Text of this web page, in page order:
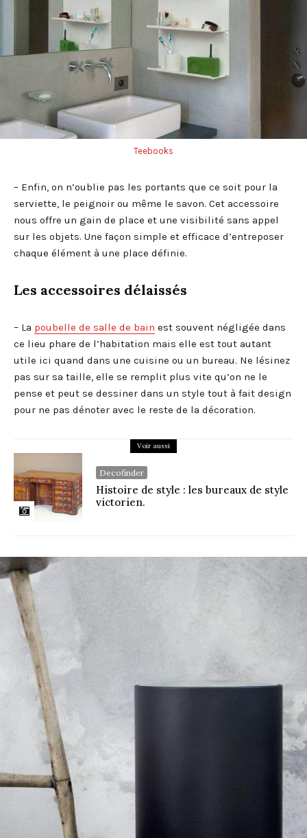
Teebooks
– Enfin, on n’oublie pas les portants que ce soit pour la
serviette, le peignoir ou même le savon. Cet accessoire
nous offre un gain de place et une visibilité sans appel
sur les objets. Une façon simple et efficace d’entreposer
chaque élément à une place définie.
Les accessoires délaissés
– La poubelle de salle de bain est souvent négligée dans
ce lieu phare de l’habitation mais elle est tout autant
utile ici quand dans une cuisine ou un bureau. Ne lésinez
pas sur sa taille, elle se remplit plus vite qu’on ne le
pense et peut se dessiner dans un style tout à fait design
pour ne pas dénoter avec le reste de la décoration.
Voir aussi
Decofinder
Histoire de style : les bureaux de style
victorien.